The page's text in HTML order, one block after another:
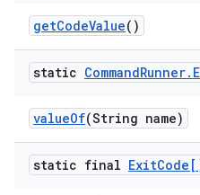
getCodeValue()
static CommandRunner.
valueOf(String name)
static final Exit